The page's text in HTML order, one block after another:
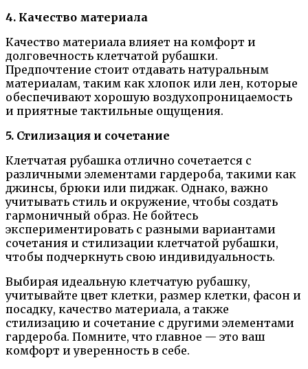
4. Качество материала
Качество материала влияет на комфорт и
долговечность клетчатой рубашки.
Предпочтение стоит отдавать натуральным
материалам, таким как хлопок или лен, которые
обеспечивают хорошую воздухопроницаемость
и приятные тактильные ощущения.
5. Стилизация и сочетание
Клетчатая рубашка отлично сочетается с
различными элементами гардероба, такими как
джинсы, брюки или пиджак. Однако, важно
учитывать стиль и окружение, чтобы создать
гармоничный образ. Не бойтесь
экспериментировать с разными вариантами
сочетания и стилизации клетчатой рубашки,
чтобы подчеркнуть свою индивидуальность.
Выбирая идеальную клетчатую рубашку,
учитывайте цвет клетки, размер клетки, фасон и
посадку, качество материала, а также
стилизацию и сочетание с другими элементами
гардероба. Помните, что главное — это ваш
комфорт и уверенность в себе.